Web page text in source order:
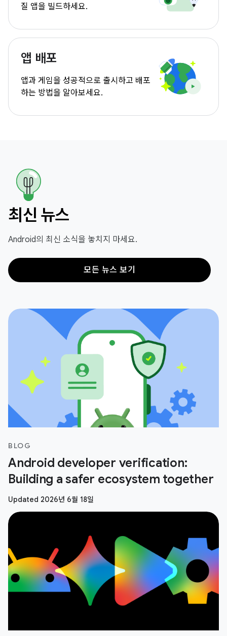
질 앱을 빌드하세요.
앱 배포
앱과 게임을 성공적으로 출시하고 배포
하는 방법을 알아보세요.
최신 뉴스
Android의 최신 소식을 놓치지 마세요.
모든 뉴스 보기
BLOG
Android developer verification:
Building a safer ecosystem together
Updated 2026년 6월 18일